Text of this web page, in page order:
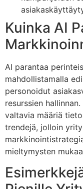
Kuinka AI
AI parantaa
mahdollistamalla
personoidut
resurssien
valtavia määriä
trendejä, jolloin
mieltymysten